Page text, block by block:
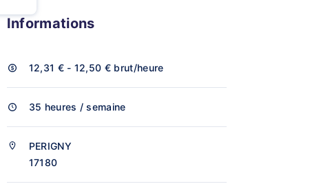
Informations
12,31 € - 12,50 € brut/heure
35 heures / semaine
PERIGNY
17180